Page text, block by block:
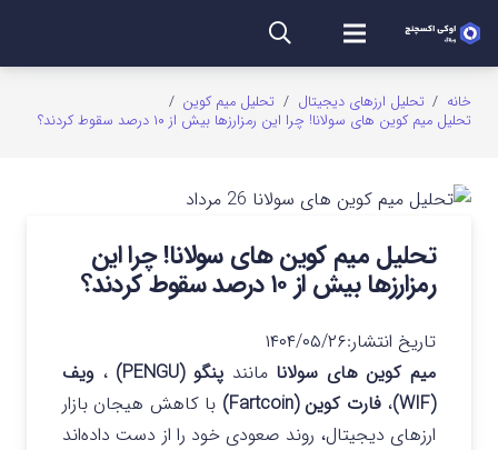
خانه / تحلیل ارزهای دیجیتال / تحلیل میم کوین /
تحلیل میم کوین های سولانا! چرا این رمزارزها بیش از ۱۰ درصد سقوط کردند؟
تحلیل میم کوین های سولانا! چرا این
رمزارزها بیش از ۱۰ درصد سقوط کردند؟
تاریخ انتشار:۱۴۰۴/۰۵/۲۶
میم کوین های سولانا مانند پنگو (PENGU) ،ویف
(WIF)
،فارت کوین (Fartcoin)
با کاهش هیجان بازار
ارزهای دیجیتال، روند صعودی خود را از دست داده‌اند